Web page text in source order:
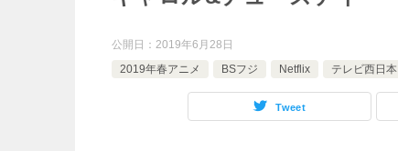
公開日： 2019年6月28日
2019年春アニメ
BSフジ Netflix テレビ西日本
Tweet